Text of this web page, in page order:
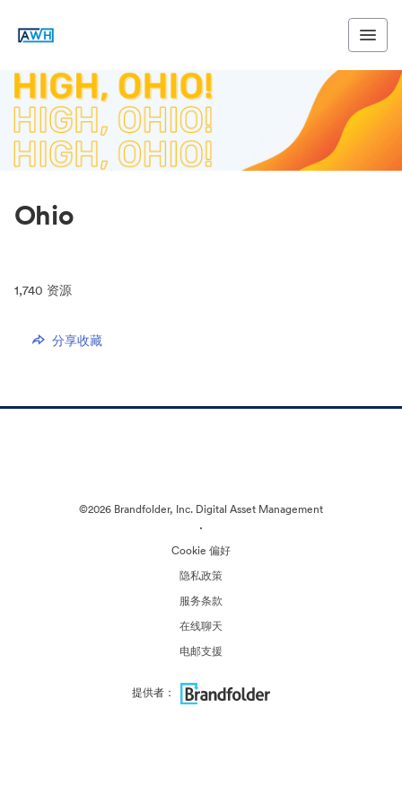
Ohio
1,740 资源
分享收藏
©2026 Brandfolder, Inc. Digital Asset Management
·
Cookie 偏好
隐私政策
服务条款
在线聊天
电邮支援
提供者：